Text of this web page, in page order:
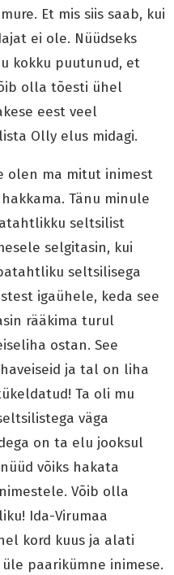
Et mis siis saab, kui
ei ole. Nüüdseks
kokku puutunud, et
olla tõesti ühel
eest veel
Olly elus midagi.
olen ma mitut inimest
Tänu minule
seltsilist
selgitasin, kui
seltsilisega
igaühele, keda see
rääkima turul
ostan. See
ja tal on liha
Ta oli mu
väga
on ta elu jooksul
võiks hakata
Võib olla
Ida-Virumaa
kord kuus ja alati
paarikümne inimese.